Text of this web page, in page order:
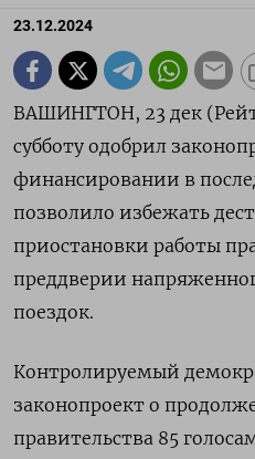
23.12.2024
ВАШИНГТОН, 23 дек
субботу одобрил
финансировании в
позволило избежать
приостановки работы
преддверии
поездок.
Контролируемый
законопроект о
правительства 85